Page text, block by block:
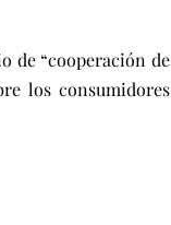
de “cooperación de
los consumidores